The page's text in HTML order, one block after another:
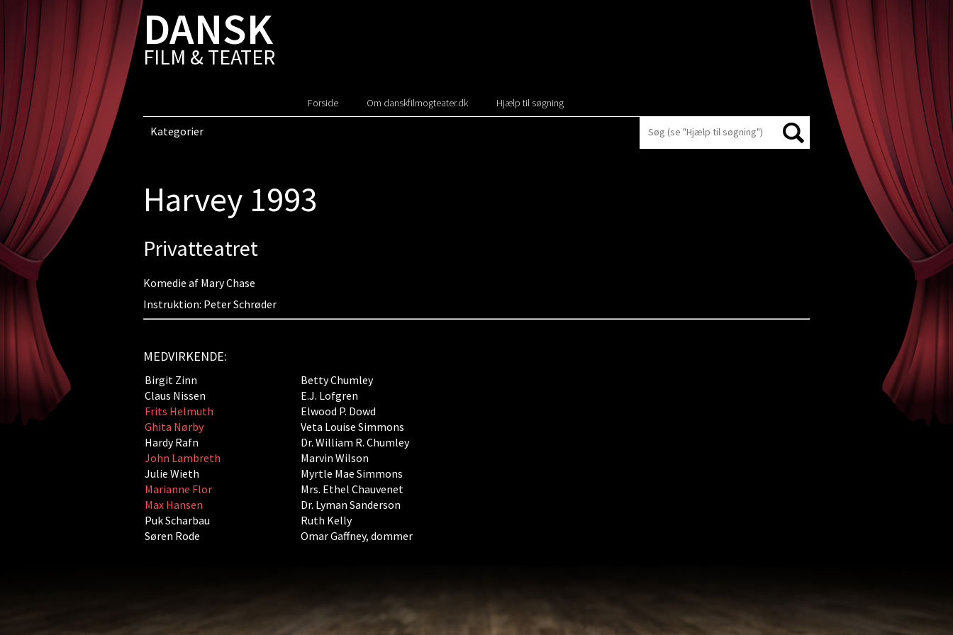
DANSK
FILM & TEATER
Forside Om danskfilmogteater.dk Hjælp til søgning
Kategorier
Harvey 1993
Privatteatret
Komedie af Mary Chase
Instruktion: Peter Schrøder
MEDVIRKENDE:
Birgit Zinn
Betty Chumley
Claus Nissen
E.J. Lofgren
Frits Helmuth
Elwood P. Dowd
Ghita Nørby
Veta Louise Simmons
Hardy Rafn
Dr. William R. Chumley
John Lambreth
Marvin Wilson
Julie Wieth
Myrtle Mae Simmons
Marianne Flor
Mrs. Ethel Chauvenet
Max Hansen
Dr. Lyman Sanderson
Puk Scharbau
Ruth Kelly
Søren Rode
Omar Gaffney, dommer